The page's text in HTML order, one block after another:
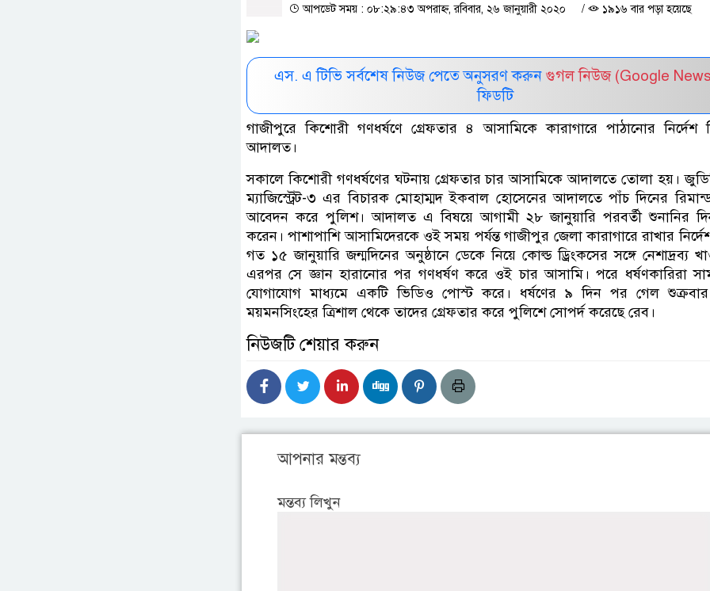
আপডেট সময় : ০৮:২৯:৪৩ অপরাহ্ন, রবিবার, ২৬ জানুয়ারী ২০২০ / ১৯১৬ বার পড়া হয়েছে
এস. এ টিভি সর্বশেষ নিউজ পেতে অনুসরণ করুন গুগল নিউজ (Google
ফিডটি
গাজীপুরে কিশোরী গণধর্ষণে গ্রেফতার ৪ আসামিকে কারাগারে পাঠানোর নির্দেশ
আদালত।
সকালে কিশোরী গণধর্ষণের ঘটনায় গ্রেফতার চার আসামিকে আদালতে তোলা হয়।
ম্যাজিস্ট্রেট-৩ এর বিচারক মোহাম্মদ ইকবাল হোসেনের আদালতে পাঁচ দিনের
আবেদন করে পুলিশ। আদালত এ বিষয়ে আগামী ২৮ জানুয়ারি পরবর্তী শুনানির
করেন। পাশাপাশি আসামিদেরকে ওই সময় পর্যন্ত গাজীপুর জেলা কারাগারে রাখার
গত ১৫ জানুয়ারি জন্মদিনের অনুষ্ঠানে ডেকে নিয়ে কোল্ড ড্রিংকসের সঙ্গে নেশাদ্রব্য
এরপর সে জ্ঞান হারানোর পর গণধর্ষণ করে ওই চার আসামি। পরে ধর্ষণকারিরা
যোগাযোগ মাধ্যমে একটি ভিডিও পোস্ট করে। ধর্ষণের ৯ দিন পর গেল
ময়মনসিংহের ত্রিশাল থেকে তাদের গ্রেফতার করে পুলিশে সোপর্দ করেছে রেব।
নিউজটি শেয়ার করুন
আপনার মন্তব্য
মন্তব্য লিখুন